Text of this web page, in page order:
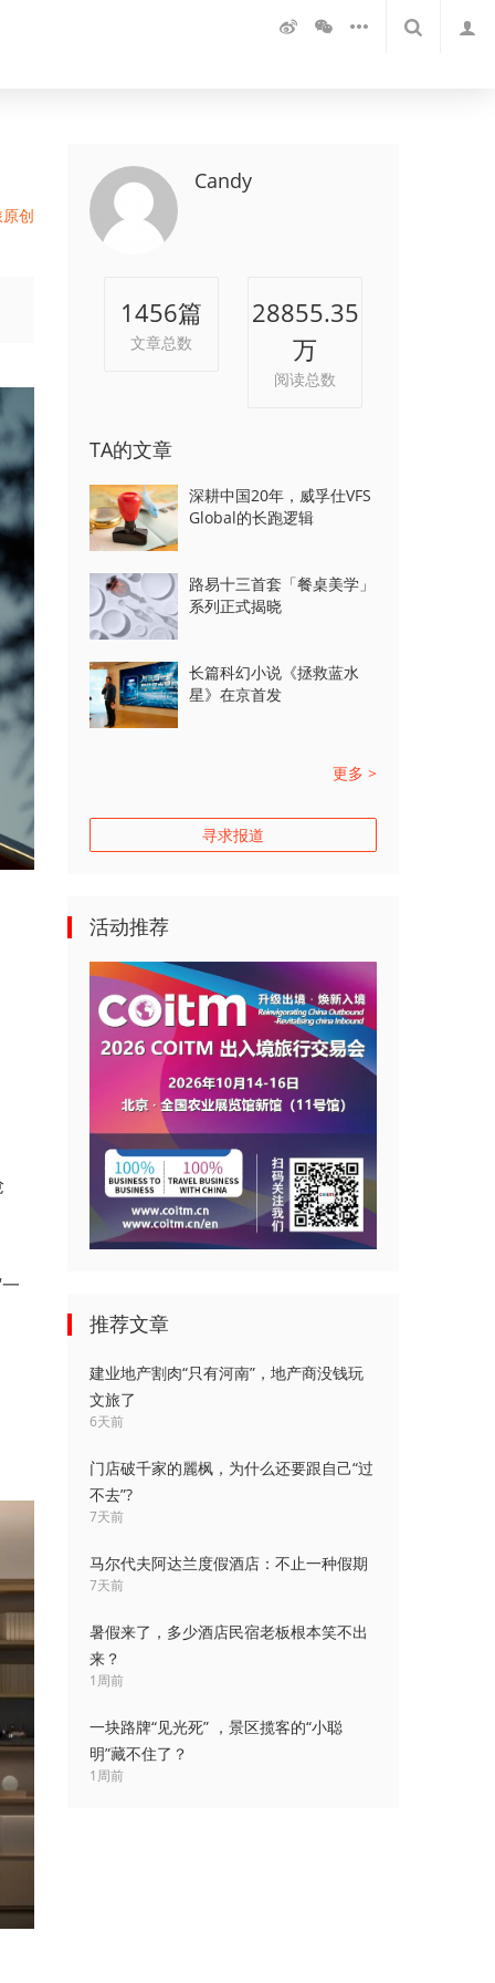
创
Candy
1456篇
文章总数
28855.35
万
阅读总数
TA的文章
深耕中国20年，威孚仕VFS
Global的长跑逻辑
路易十三首套「餐桌美学」
系列正式揭晓
长篇科幻小说《拯救蓝水
星》在京首发
更多 >
寻求报道
活动推荐
推荐文章
建业地产割肉“只有河南”，地产商没钱玩
文旅了
6天前
门店破千家的麗枫，为什么还要跟自己“过
不去”?
7天前
马尔代夫阿达兰度假酒店：不止一种假期
7天前
暑假来了，多少酒店民宿老板根本笑不出
来？
1周前
一块路牌“见光死” ，景区揽客的“小聪
明”藏不住了？
1周前